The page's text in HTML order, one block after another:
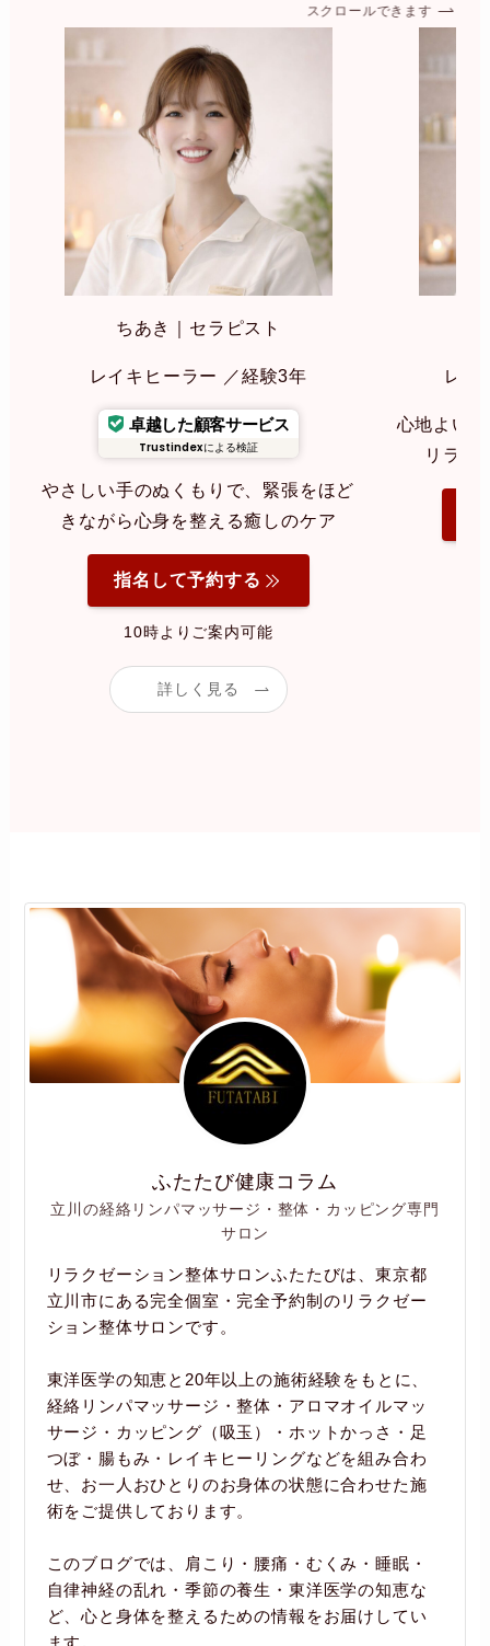
スクロールできます
ちあき｜セラピスト
レイキヒーラー ／経験3年
卓越した顧客サービス
Trustindexによる検証
やさしい手のぬくもりで、緊張をほど
きながら心身を整える癒しのケア
指名して予約する
10時よりご案内可能
詳しく見る
レイ
心地よい
リラク
ふたたび健康コラム
立川の経絡リンパマッサージ・整体・カッピング専門
サロン
リラクゼーション整体サロンふたたびは、東京都
立川市にある完全個室・完全予約制のリラクゼー
ション整体サロンです。
東洋医学の知恵と20年以上の施術経験をもとに、
経絡リンパマッサージ・整体・アロマオイルマッ
サージ・カッピング（吸玉）・ホットかっさ・足
つぼ・腸もみ・レイキヒーリングなどを組み合わ
せ、お一人おひとりのお身体の状態に合わせた施
術をご提供しております。
このブログでは、肩こり・腰痛・むくみ・睡眠・
自律神経の乱れ・季節の養生・東洋医学の知恵な
ど、心と身体を整えるための情報をお届けしてい